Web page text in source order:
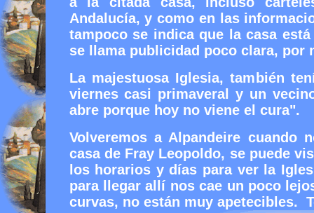
Andalucía, y como en las
tampoco se indica que la casa
se llama publicidad poco clara, por
La majestuosa Iglesia, también
viernes casi primaveral y un
abre porque hoy no viene el cura".
Volveremos a Alpandeire cuando
casa de Fray Leopoldo, se puede
los horarios y días para ver la
para llegar allí nos cae un poco
curvas, no están muy apetecibles.